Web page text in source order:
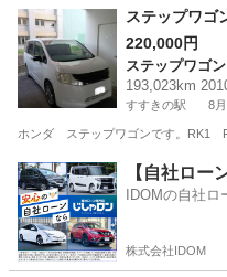
北海道 札幌市 ザッツ
ステップワゴ
220,000円
ステップワゴン
193,023km
すすきの駅 8
ホンダ ステップワゴンです。RK1
北海道 札幌市 すすきの駅
【自社ロー
IDOMの自社
株式会社IDOM